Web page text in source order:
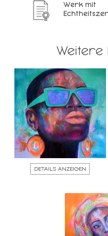
Werk mit
DETAILS ANZEIGEN